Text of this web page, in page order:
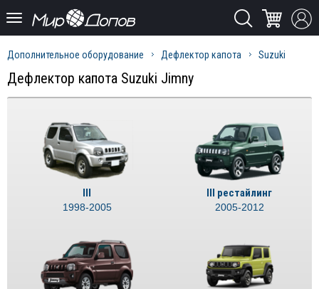
Дополнительное оборудование Дефлектор капота Suzuki
Дефлектор капота Suzuki Jimny
III
1998-2005
III рестайлинг
2005-2012